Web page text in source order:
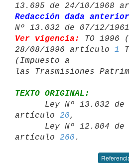
13.695 de 24/10/1968
Redacción dada
Nº 13.032 de 07/12/
Ver vigencia: TO 1996
28/08/1996 artículo 1
(Impuesto a
TEXTO ORIGINAL:
artículo 20,
artículo 260